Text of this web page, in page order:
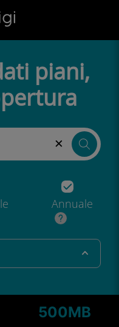
piani,
×
Annuale
500MB